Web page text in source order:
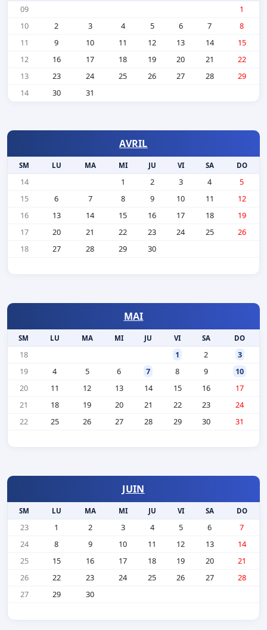
09
1
10
2 3 4 5 6 7
8
11
9 10 11 12 13 14
15
12
16 17 18 19 20 21
22
13
23 24 25 26 27 28
29
14
30 31
AVRIL
SM LU MA MI JU VI SA DO
14 1 2 3 4
5
15
6 7 8 9 10 11
12
16
13 14 15 16 17 18
19
17
20 21 22 23 24 25
26
18
27 28 29 30
MAI
SM LU MA MI JU VI SA DO
18 1 2
3
19
4 5 6 7 8 9
10
20
11 12 13 14 15 16
17
21
18 19 20 21 22 23
24
22
25 26 27 28 29 30 31
JUIN
SM LU MA MI JU VI SA DO
23 1 2 3 4 5 6
7
24
8 9 10 11 12 13
14
25
15 16 17 18 19 20
21
26
22 23 24 25 26 27
28
27
29 30